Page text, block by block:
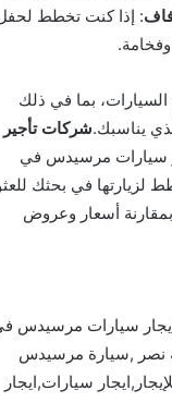
: إذا كنت تخطط
بما في ذلك
يناسبك.شركات تأجير
سيارات مرسيدس في
لزيارتها في بحثك
أسعار وعروض
سيارات مرسيدس
نصر ,سيارة مرسيدس
سيارات,ايجار